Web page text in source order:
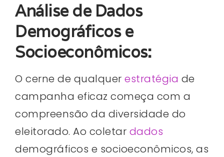
Análise de Dados
Demográficos e
Socioeconômicos:
O cerne de qualquer estratégia de
campanha eficaz começa com a
compreensão da diversidade do
eleitorado. Ao coletar dados
demográficos e socioeconômicos, as